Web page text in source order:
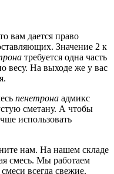
вам дается право
Значение 2 к
требуется одна часть
весу. На выходе же у вас
пенетрона адмикс
сметану. А чтобы
использовать
нам. На нашем складе
смесь. Мы работаем
всегда свежие.